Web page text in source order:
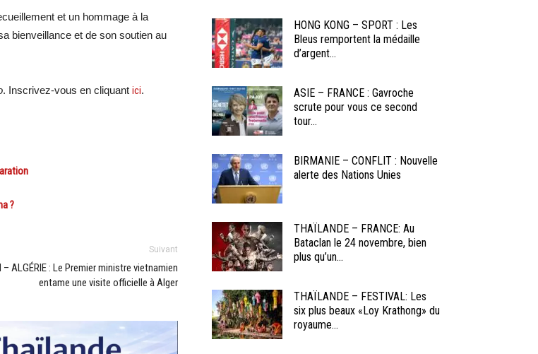
et un hommage à la
bienveillance et de son soutien au
. Inscrivez-vous en cliquant ici.
?
Suivant
– ALGÉRIE : Le Premier ministre vietnamien
entame une visite officielle à Alger
HONG KONG – SPORT : Les
Bleus remportent la médaille
d’argent...
ASIE – FRANCE : Gavroche
scrute pour vous ce second
tour...
BIRMANIE – CONFLIT : Nouvelle
alerte des Nations Unies
THAÏLANDE – FRANCE: Au
Bataclan le 24 novembre, bien
plus qu’un...
THAÏLANDE – FESTIVAL: Les
six plus beaux «Loy Krathong» du
royaume...